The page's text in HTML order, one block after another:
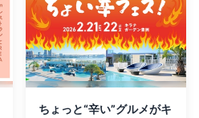
ちょっと“辛い”グルメがキ